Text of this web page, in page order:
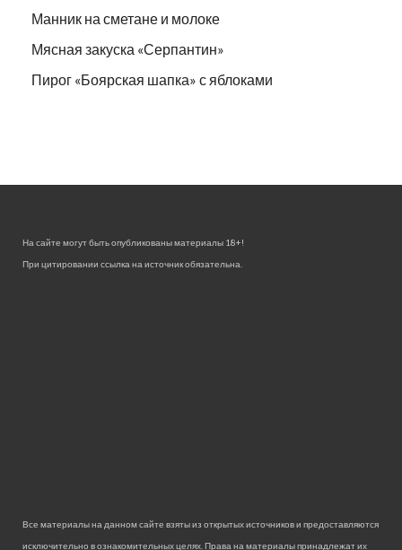
Манник на сметане и молоке
Мясная закуска «Серпантин»
Пирог «Боярская шапка» с яблоками
На сайте могут быть опубликованы материалы 18+!
При цитировании ссылка на источник обязательна.
Все материалы на данном сайте взяты из открытых источников и предоставляются
исключительно в ознакомительных целях. Права на материалы принадлежат их